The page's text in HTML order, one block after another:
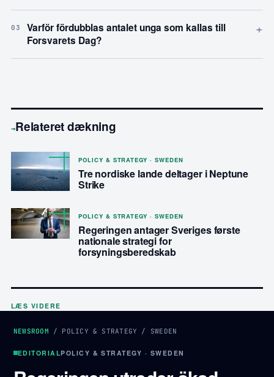
03
Varför fördubblas antalet unga som kallas till
Forsvarets Dag?
+
→Relateret dækning
POLICY & STRATEGY · SWEDEN
Tre nordiske lande deltager i Neptune
Strike
POLICY & STRATEGY · SWEDEN
Regeringen antager Sveriges første
nationale strategi for
forsyningsberedskab
LÆS VIDERE
NEWSROOM / POLICY & STRATEGY / SWEDEN
EDITORIALPOLICY & STRATEGY · SWEDEN